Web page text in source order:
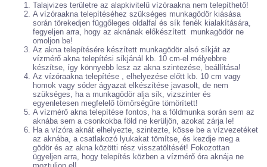
Talajvizes területre az alapkivitelű vízóraakna nem telepíthető!
A vízóraakna telepítéséhez szükséges munkagödör kiásása
során törekedjen függőleges oldalfal és sík fenék kialakítására,
fegyeljen arra, hogy az aknának előkészített munkagödör ne
omoljon be!
Az akna telepítésére készített munkagödör alsó síkját az
vízmérő akna telepítési síkjánál kb. 10 cm-el mélyebbre
készítse, így könnyebb lesz az akna szintezése, beállítása!
Az vízóraakna telepítése , elhelyezése előtt kb. 10 cm vagy
homok vagy sóder ágyazat elkészítése javasolt, de nem
szükséges, ha a munkagödör alja sík, vizszinter és
egyenletesen megfelelő tömörségűre tömörített!
A vízmérő akna telepítése fontos, ha a földmunka során sem az
aknába sem a csonkokba föld ne kerüljön, azokat zárja le!
Ha a vízóra aknát elhelyezte, szintezte, kösse be a vízvezetéket
az aknába, a csatlakozó lyukakat tömítse, és kezdje meg a
gödör és az akna közötti rész visszatöltését! Fokozottan
ügyeljen arra, hogy telepítés közben a vízmérő óra aknája ne